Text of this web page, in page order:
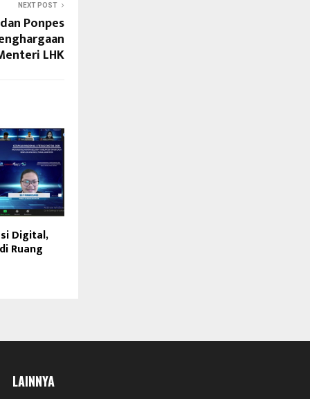
NEXT POST
Ponpes
LHK
Digital,
Ruang
LAINNYA